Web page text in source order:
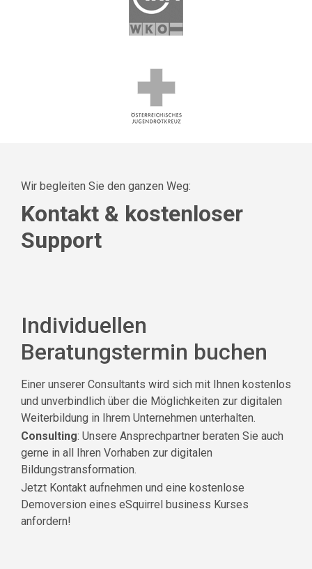
Wir begleiten Sie den ganzen Weg:
Kontakt & kostenloser
Support
Individuellen
Beratungstermin buchen
Einer unserer Consultants wird sich mit Ihnen kostenlos
und unverbindlich über die Möglichkeiten zur digitalen
Weiterbildung in Ihrem Unternehmen unterhalten.
Consulting: Unsere Ansprechpartner beraten Sie auch
gerne in all Ihren Vorhaben zur digitalen
Bildungstransformation.
Jetzt Kontakt aufnehmen und eine kostenlose
Demoversion eines eSquirrel business Kurses
anfordern!